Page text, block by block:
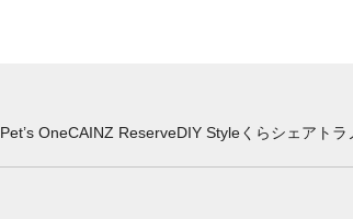
Pet’s OneCAINZ ReserveDIY Styleくらシェア トラ